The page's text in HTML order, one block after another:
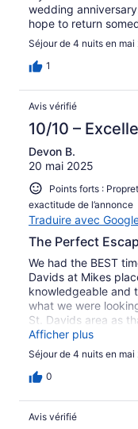
wedding
hope to return
Séjour de 4 nuits en mai
1
Avis vérifié
10/10 –
Devon B.
20 mai 2025
Points forts :
exactitude de l’annonce
Traduire avec
The Perfect
We had the BEST
Davids at Mikes
knowledgeable and
what we were
St. Davids area as
perfect for a quiet
views either!
Afficher plus
Séjour de 4 nuits en mai
0
Avis vérifié